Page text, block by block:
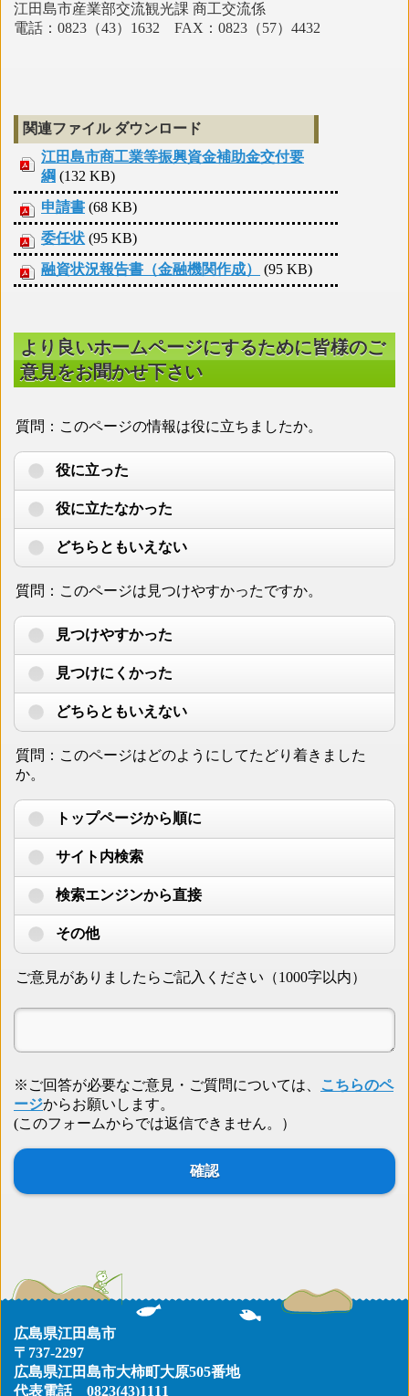
江田島市産業部交流観光課 商工交流係
電話：0823（43）1632 FAX：0823（57）4432
関連ファイル ダウンロード
江田島市商工業等振興資金補助金交付要
綱 (132 KB)
申請書 (68 KB)
委任状 (95 KB)
融資状況報告書（金融機関作成）
(95 KB)
より良いホームページにするために皆様のご
意見をお聞かせ下さい
質問：このページの情報は役に立ちましたか。
役に立った
役に立たなかった
どちらともいえない
質問：このページは見つけやすかったですか。
見つけやすかった
見つけにくかった
どちらともいえない
質問：このページはどのようにしてたどり着きました
か。
トップページから順に
サイト内検索
検索エンジンから直接
その他
ご意見がありましたらご記入ください（1000字以内）
※ご回答が必要なご意見・ご質問については、
こちらのペ
ージからお願いします。
(このフォームからでは返信できません。）
広島県江田島市
〒737-2297
広島県江田島市大柿町大原505番地
代表電話 0823(43)1111